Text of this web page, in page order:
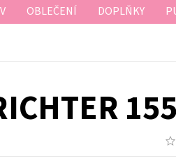
OBLEČENÍ DOPLŇKY